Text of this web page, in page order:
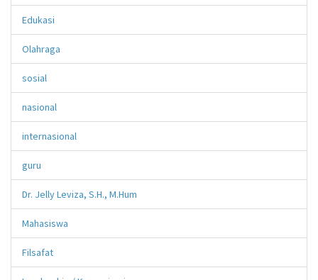
Edukasi
Olahraga
sosial
nasional
internasional
guru
Dr. Jelly Leviza, S.H., M.Hum
Mahasiswa
Filsafat